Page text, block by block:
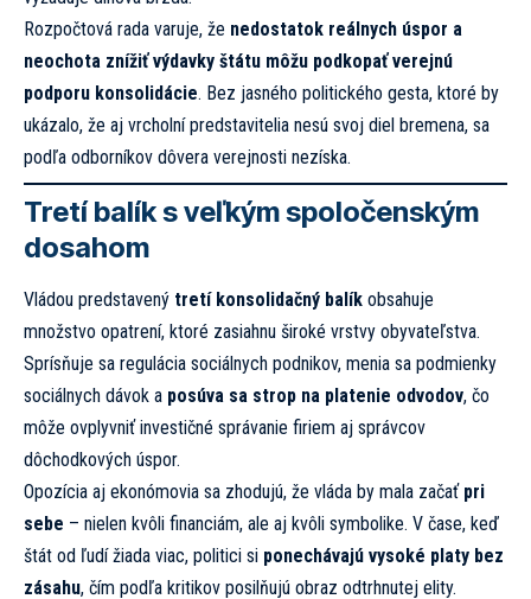
Rozpočtová rada varuje, že nedostatok reálnych úspor a
neochota znížiť výdavky štátu môžu podkopať verejnú
podporu konsolidácie. Bez jasného politického gesta, ktoré by
ukázalo, že aj vrcholní predstavitelia nesú svoj diel bremena, sa
podľa odborníkov dôvera verejnosti nezíska.
Tretí balík s veľkým spoločenským
dosahom
Vládou predstavený tretí konsolidačný balík obsahuje
množstvo opatrení, ktoré zasiahnu široké vrstvy obyvateľstva.
Sprísňuje sa regulácia sociálnych podnikov, menia sa podmienky
sociálnych dávok a posúva sa strop na platenie odvodov, čo
môže ovplyvniť investičné správanie firiem aj správcov
dôchodkových úspor.
Opozícia aj ekonómovia sa zhodujú, že vláda by mala začať pri
sebe – nielen kvôli financiám, ale aj kvôli symbolike. V čase, keď
štát od ľudí žiada viac, politici si ponechávajú vysoké platy bez
zásahu, čím podľa kritikov posilňujú obraz odtrhnutej elity.